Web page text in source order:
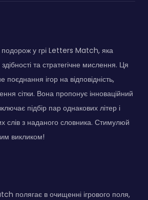
у грі Letters Match, яка
та стратегічне мислення. Ця
поєднання ігор на відповідність,
сітки. Вона пропонує інноваційний
підбір пар однакових літер і
слів з наданого словника. Стимулюй
викликом!
полягає в очищенні ігрового поля,